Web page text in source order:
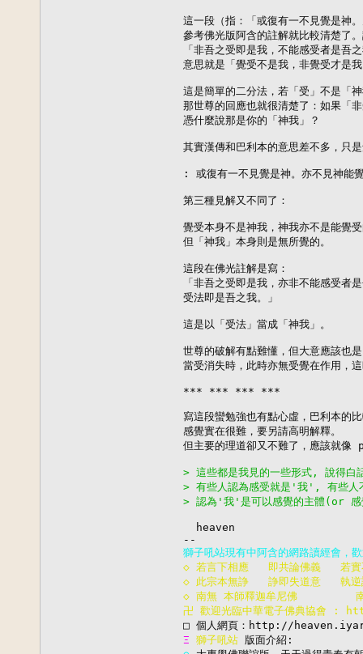
這一段（指：「或復有一不見覺是神
參考佛光版阿含的註解就比較清楚了
「非吾之受即是我，不能感受者是吾
意思就是「覺受不是我，非覺受才是
這是簡單的二分法，若「受」不是「
那世尊的回應也就很清楚了：如果「
憑什麼說那是你的「神我」？
其實漢傳和巴利本的意思差不多，只
: 或復有一不見覺是神。亦不見神能
第三種見解又不同了：
覺受本身不是神我，神我亦不是能覺
但「神我」本身則是無所覺的。
這段在佛光註解是寫：
「非吾之受即是我，亦非不能感受者
受法即是吾之我。」
這是以「受法」當成「神我」。
世尊的破解有點難懂，但大意應該也
當受消失時，此時亦無受覺在作用，
*** *** *** ***
寫這段蠻勉強也有點心虛，巴利本的
感覺實在很難，要另請高明解釋。
但主要的理道卻又不難了，應該就
> 這些都是我見的一些形式, 說得白
> 有些人認為感受就是'我', 有些
> 認為'我'是可以感覺的主體(or
  heaven
◇ 若言下相應   即共論佛義   若
◇ 此宗本無諍   諍即失道意   執
◇ 南無 本師釋迦牟尼佛         南
卍 歡迎光臨中華電子佛典協會
Ξ 獅子吼站